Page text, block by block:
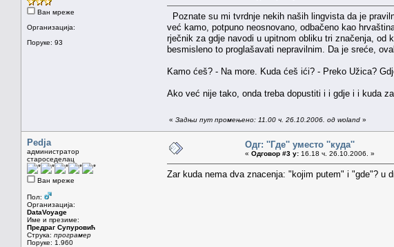
Ван мреже
Организација:
Поруке: 93
Poznate su mi tvrdnje nekih naših lingvista da je
već kamo, potpuno neosnovano, odbačeno kao
rječnik za gdje navodi u upitnom obliku tri značenja,
besmisleno to proglašavati nepravilnim. Da je sreće,
Kamo ćeš? - Na more. Kuda ćeš ići? - Preko Užica?
Ako već nije tako, onda treba dopustiti i i gdje i i kuda
« Задњи пут промењено: 11.00 ч. 26.10.2006. од woland »
Pedja
администратор
староседелац
Ван мреже
Пол:
Организација:
DataVoyage
Име и презиме:
Предраг Супуровић
Струка: програмер
Поруке: 1.960
Одг: ''Где'' уместо ''куда''
« Одговор #3 у: 16.18 ч. 26.10.2006. »
Zar kuda nema dva znacenja: "kojim putem" i "gde"? u